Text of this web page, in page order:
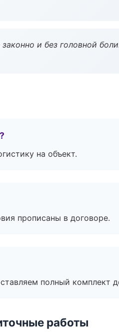
и без головной
на объект.
прописаны в договоре.
полный комплект
работы